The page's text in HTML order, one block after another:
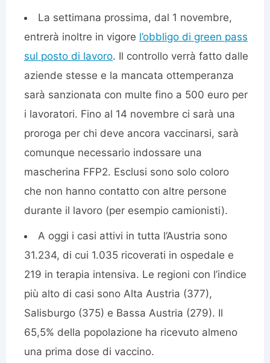
La settimana prossima, dal 1 novembre,
entrerà inoltre in vigore l’obbligo di green pass
sul posto di lavoro. Il controllo verrà fatto dalle
aziende stesse e la mancata ottemperanza
sarà sanzionata con multe fino a 500 euro per
i lavoratori. Fino al 14 novembre ci sarà una
proroga per chi deve ancora vaccinarsi, sarà
comunque necessario indossare una
mascherina FFP2. Esclusi sono solo coloro
che non hanno contatto con altre persone
durante il lavoro (per esempio camionisti).
A oggi i casi attivi in tutta l’Austria sono
31.234, di cui 1.035 ricoverati in ospedale e
219 in terapia intensiva. Le regioni con l’indice
più alto di casi sono Alta Austria (377),
Salisburgo (375) e Bassa Austria (279). Il
65,5% della popolazione ha ricevuto almeno
una prima dose di vaccino.